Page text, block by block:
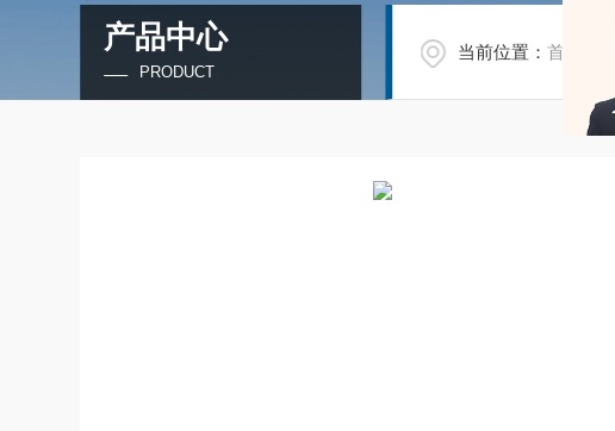
产品中心
PRODUCT
当前位置：首页